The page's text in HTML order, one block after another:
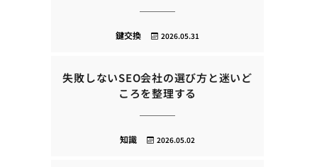
2026.05.31
鍵交換
失敗しないSEO会社の選び方と迷いど
ころを整理する
2026.05.02
知識